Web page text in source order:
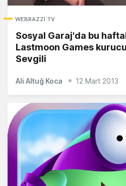
WEBRAZZI TV
Sosyal Garaj'da bu
Lastmoon Games
Sevgili
Ali Altuğ Koca 12 Mart 2013